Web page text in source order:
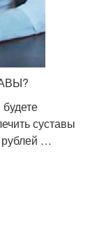
суставы
рублей …